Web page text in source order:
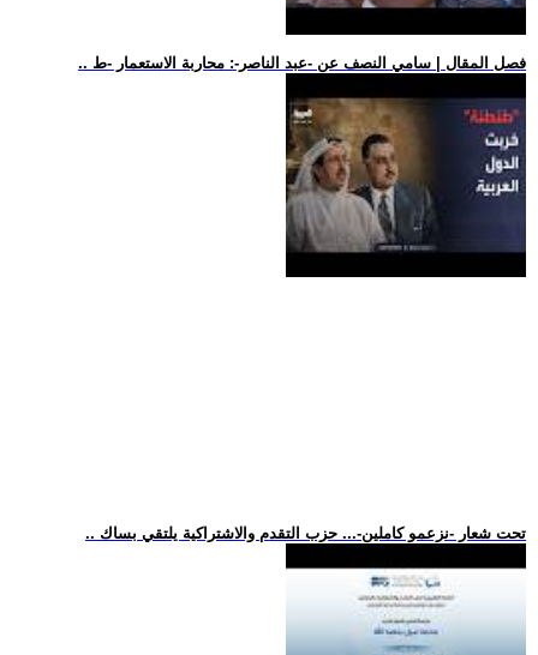
.. فصل المقال | سامي النصف عن -عبد الناصر-: محاربة الاستعمار -ط
.. تحت شعار -نزعمو كاملين-... حزب التقدم والاشتراكية يلتقي بساك